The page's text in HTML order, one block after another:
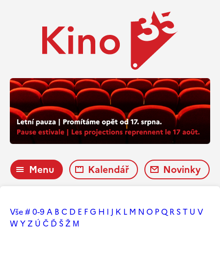
Menu Kalendář Novinky
Vše# 0-9 A B C D E FG H I J K L M N O PQ R ST U V
W YZ Ú Č Ď ŠŽ М